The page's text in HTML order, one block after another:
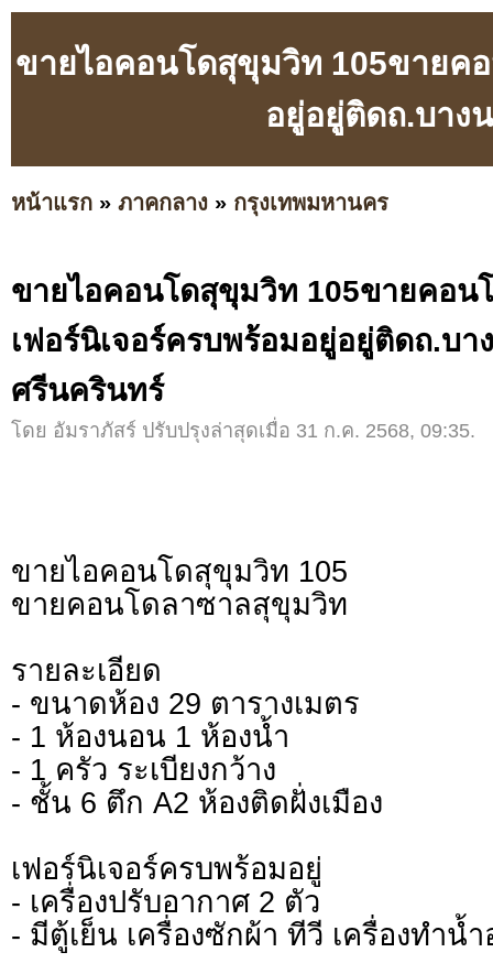
ขายไอคอนโดสุขุมวิท 105ขายค
อยู่อยู่ติดถ.บาง
หน้าแรก » ภาคกลาง » กรุงเทพมหานคร
ขายไอคอนโดสุขุมวิท 105ขายคอน
เฟอร์นิเจอร์ครบพร้อมอยู่อยู่ติดถ.บา
ศรีนครินทร์
โดย อัมราภัสร์ ปรับปรุงล่าสุดเมื่อ 31 ก.ค. 2568, 09:35.
ขายไอคอนโดสุขุมวิท 105
ขายคอนโดลาซาลสุขุมวิท
รายละเอียด
- ขนาดห้อง 29 ตารางเมตร
- 1 ห้องนอน 1 ห้องน้ำ
- 1 ครัว ระเบียงกว้าง
- ชั้น 6 ตึก A2 ห้องติดฝั่งเมือง
เฟอร์นิเจอร์ครบพร้อมอยู่
- เครื่องปรับอากาศ 2 ตัว
- มีตู้เย็น เครื่องซักผ้า ทีวี เครื่องทำน้